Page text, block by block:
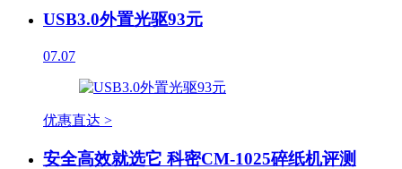
USB3.0外置光驱93元
07.07
优惠直达 >
安全高效就选它 科密CM-1025碎纸机评测